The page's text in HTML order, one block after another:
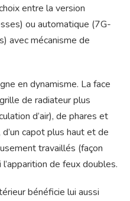
entre la version
ou automatique (7G-
avec mécanisme de
en dynamisme. La face
de radiateur plus
d’air), de phares et
capot plus haut et de
travaillés (façon
de feux doubles.
bénéficie lui aussi